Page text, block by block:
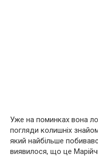
Уже на поминках вона
погляди колишніх
який найбільше
виявилося, що це